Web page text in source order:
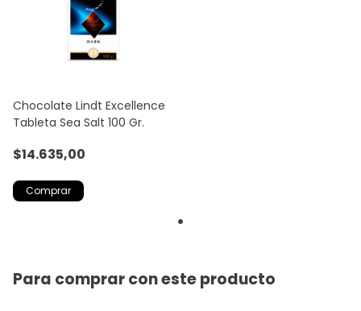
Chocolate Lindt Excellence
Tableta Sea Salt 100 Gr.
$14.635,00
Para comprar con este producto